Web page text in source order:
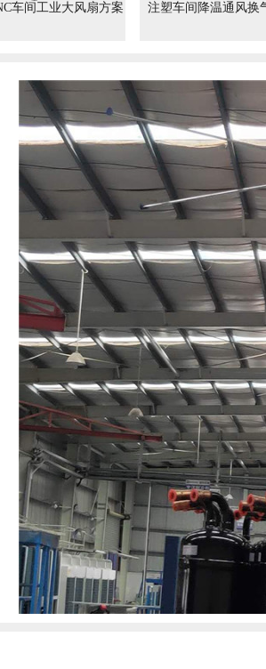
车间工业大风扇方案 注塑车间降温通风换